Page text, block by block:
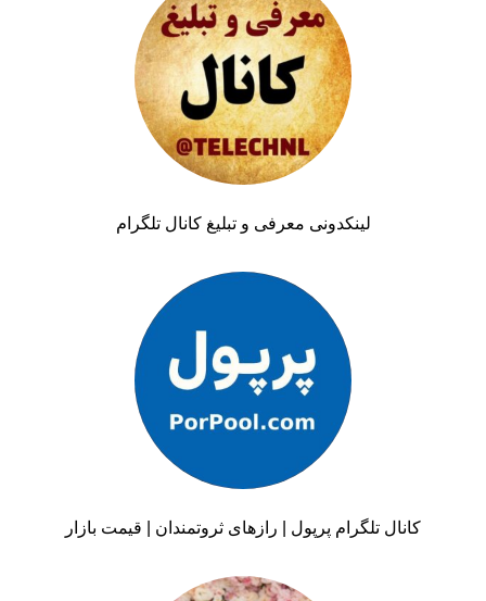
لینکدونی معرفی و تبلیغ کانال تلگرام
کانال تلگرام پرپول | رازهای ثروتمندان | قیمت بازار